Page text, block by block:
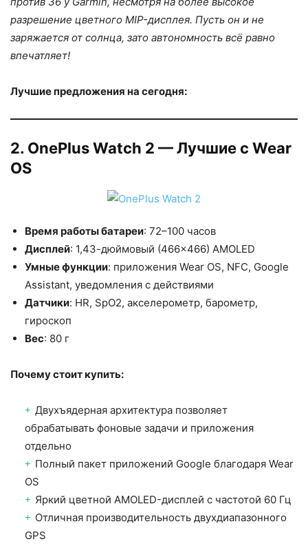
разрешение цветного MIP-дисплея. Пусть он и не
заряжается от солнца, зато автономность всё равно
впечатляет!
Лучшие предложения на сегодня:
2. OnePlus Watch 2 — Лучшие с Wear
OS
Время работы батареи: 72–100 часов
Дисплей: 1,43-дюймовый (466×466) AMOLED
Умные функции: приложения Wear OS, NFC, Google
Assistant, уведомления с действиями
Датчики: HR, SpO2, акселерометр, барометр,
гироскоп
Вес: 80 г
Почему стоит купить:
Двухъядерная архитектура позволяет
обрабатывать фоновые задачи и приложения
отдельно
Полный пакет приложений Google благодаря Wear
OS
Яркий цветной AMOLED-дисплей с частотой 60 Гц
Отличная производительность двухдиапазонного
GPS